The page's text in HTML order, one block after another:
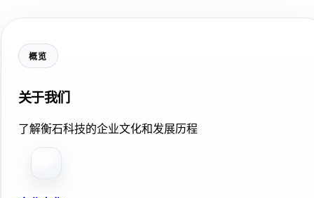
概览
关于我们
了解衡石科技的企业文化和发展历程